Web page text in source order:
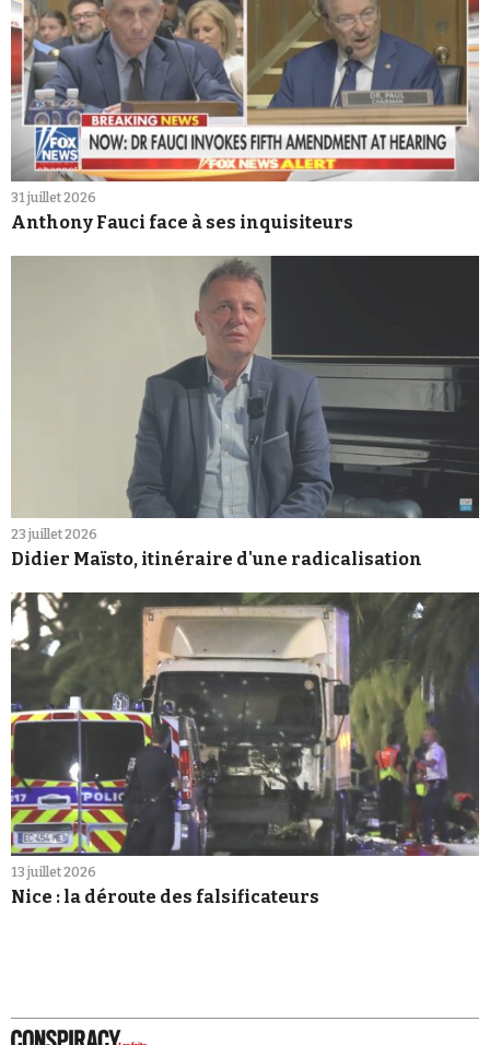
31 juillet 2026
Anthony Fauci face à ses inquisiteurs
23 juillet 2026
Didier Maïsto, itinéraire d'une radicalisation
13 juillet 2026
Nice : la déroute des falsificateurs